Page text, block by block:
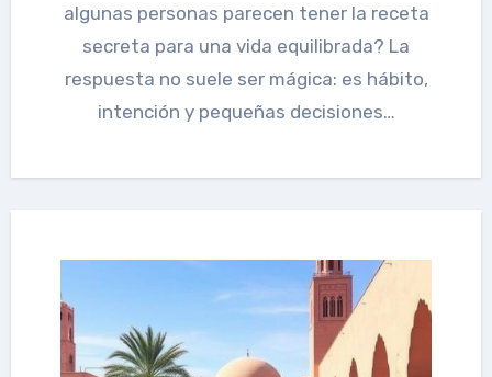
algunas personas parecen tener la receta
secreta para una vida equilibrada? La
respuesta no suele ser mágica: es hábito,
intención y pequeñas decisiones…